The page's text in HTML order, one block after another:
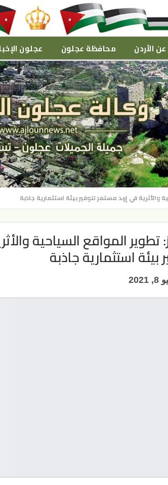
عن الأردن محافظة عجلون عجلون
والأثرية في إربد مستمر لتوفير بيئة استثمارية جاذبة
تطوير المواقع السياحية
بيئة استثمارية جاذبة
2021